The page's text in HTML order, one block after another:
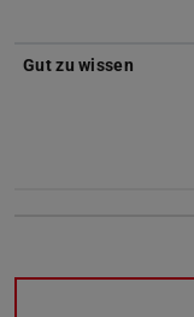
Gut zu wissen